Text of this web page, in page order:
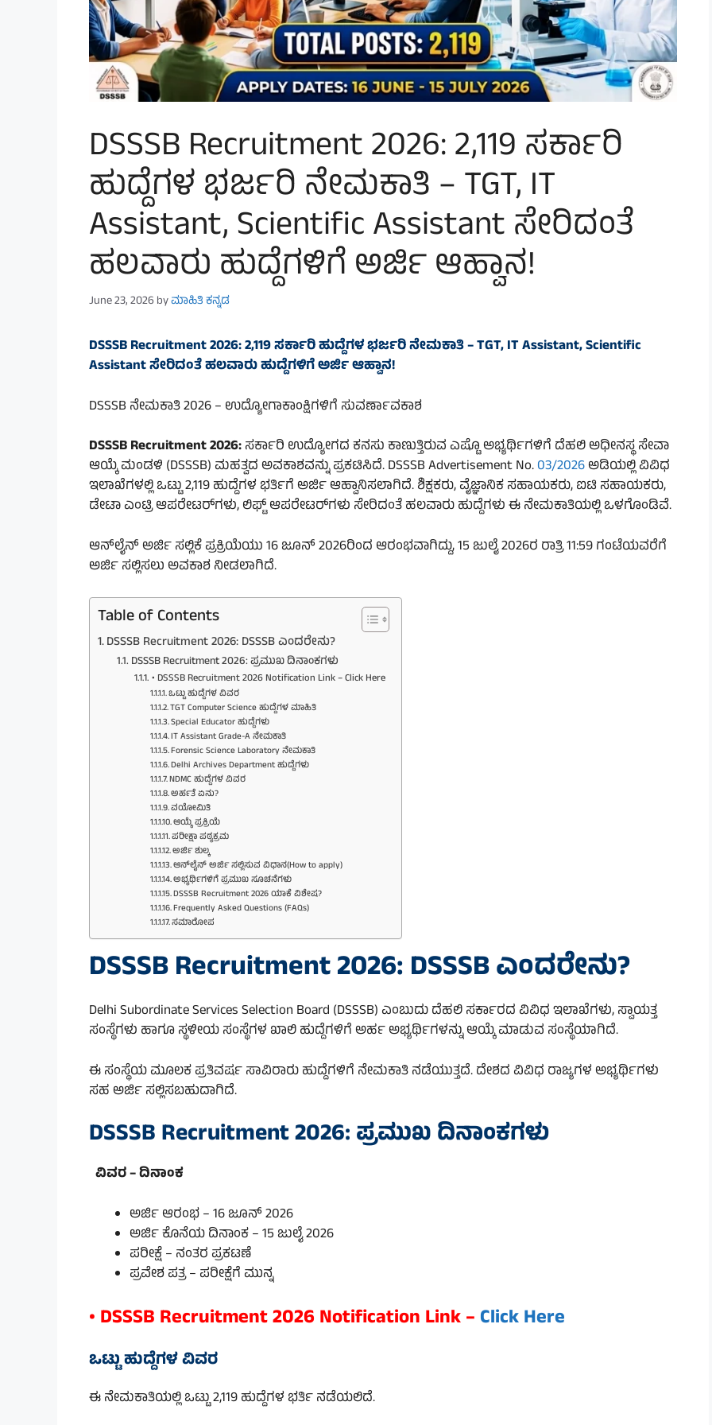
DSSSB Recruitment 2026: 2,119 ಸರ್ಕಾರಿ
ಹುದ್ದೆಗಳ ಭರ್ಜರಿ ನೇಮಕಾತಿ – TGT, IT
Assistant, Scientific Assistant ಸೇರಿದಂತೆ
ಹಲವಾರು ಹುದ್ದೆಗಳಿಗೆ ಅರ್ಜಿ ಆಹ್ವಾನ!
June 23, 2026 byಮಾಹಿತಿ ಕನ್ನಡ
DSSSB Recruitment 2026: 2,119 ಸರ್ಕಾರಿ ಹುದ್ದೆಗಳ ಭರ್ಜರಿ ನೇಮಕಾತಿ – TGT, IT Assistant, Scientific
Assistant ಸೇರಿದಂತೆ ಹಲವಾರು ಹುದ್ದೆಗಳಿಗೆ ಅರ್ಜಿ ಆಹ್ವಾನ!
DSSSB ನೇಮಕಾತಿ 2026 – ಉದ್ಯೋಗಾಕಾಂಕ್ಷಿಗಳಿಗೆ ಸುವರ್ಣಾವಕಾಶ
DSSSB Recruitment 2026:ಸರ್ಕಾರಿ ಉದ್ಯೋಗದ ಕನಸು ಕಾಣುತ್ತಿರುವ ಎಷ್ಟೊ ಅಭ್ಯರ್ಥಿಗಳಿಗೆ ದೆಹಲಿ ಅಧೀನಸ್ಥ ಸೇವಾ
ಆಯ್ಕೆ ಮಂಡಳಿ (DSSSB) ಮಹತ್ವದ ಅವಕಾಶವನ್ನು ಪ್ರಕಟಿಸಿದೆ. DSSSB Advertisement No.03/2026ಅಡಿಯಲ್ಲಿ ವಿವಿಧ
ಇಲಾಖೆಗಳಲ್ಲಿ ಒಟ್ಟು 2,119 ಹುದ್ದೆಗಳ ಭರ್ತಿಗೆ ಅರ್ಜಿ ಆಹ್ವಾನಿಸಲಾಗಿದೆ. ಶಿಕ್ಷಕರು, ವೈಜ್ಞಾನಿಕ ಸಹಾಯಕರು, ಐಟಿ ಸಹಾಯಕರು,
ಡೇಟಾ ಎಂಟ್ರಿ ಆಪರೇಟರ್‌ಗಳು, ಲಿಫ್ಟ್ ಆಪರೇಟರ್‌ಗಳು ಸೇರಿದಂತೆ ಹಲವಾರು ಹುದ್ದೆಗಳು ಈ ನೇಮಕಾತಿಯಲ್ಲಿ ಒಳಗೊಂಡಿವೆ.
ಆನ್‌ಲೈನ್ ಅರ್ಜಿ ಸಲ್ಲಿಕೆ ಪ್ರಕ್ರಿಯೆಯು 16 ಜೂನ್ 2026ರಿಂದ ಆರಂಭವಾಗಿದ್ದು, 15 ಜುಲೈ 2026ರ ರಾತ್ರಿ 11:59 ಗಂಟೆಯವರೆಗೆ
ಅರ್ಜಿ ಸಲ್ಲಿಸಲು ಅವಕಾಶ ನೀಡಲಾಗಿದೆ.
Table of Contents
DSSSB Recruitment 2026: DSSSB ಎಂದರೇನು?
DSSSB Recruitment 2026: ಪ್ರಮುಖ ದಿನಾಂಕಗಳು
• DSSSB Recruitment 2026 Notification Link – Click Here
ಒಟ್ಟು ಹುದ್ದೆಗಳ ವಿವರ
TGT Computer Science ಹುದ್ದೆಗಳ ಮಾಹಿತಿ
Special Educator ಹುದ್ದೆಗಳು
IT Assistant Grade-A ನೇಮಕಾತಿ
Forensic Science Laboratory ನೇಮಕಾತಿ
Delhi Archives Department ಹುದ್ದೆಗಳು
NDMC ಹುದ್ದೆಗಳ ವಿವರ
ಅರ್ಹತೆ ಏನು?
ವಯೋಮಿತಿ
ಆಯ್ಕೆ ಪ್ರಕ್ರಿಯೆ
ಪರೀಕ್ಷಾ ಪಠ್ಯಕ್ರಮ
ಅರ್ಜಿ ಶುಲ್ಕ
ಆನ್‌ಲೈನ್ ಅರ್ಜಿ ಸಲ್ಲಿಸುವ ವಿಧಾನ(How to apply)
ಅಭ್ಯರ್ಥಿಗಳಿಗೆ ಪ್ರಮುಖ ಸೂಚನೆಗಳು
DSSSB Recruitment 2026 ಯಾಕೆ ವಿಶೇಷ?
Frequently Asked Questions (FAQs)
ಸಮಾರೋಪ
DSSSB Recruitment 2026: DSSSB ಎಂದರೇನು?
Delhi Subordinate Services Selection Board (DSSSB) ಎಂಬುದು ದೆಹಲಿ ಸರ್ಕಾರದ ವಿವಿಧ ಇಲಾಖೆಗಳು, ಸ್ವಾಯತ್ತ
ಸಂಸ್ಥೆಗಳು ಹಾಗೂ ಸ್ಥಳೀಯ ಸಂಸ್ಥೆಗಳ ಖಾಲಿ ಹುದ್ದೆಗಳಿಗೆ ಅರ್ಹ ಅಭ್ಯರ್ಥಿಗಳನ್ನು ಆಯ್ಕೆ ಮಾಡುವ ಸಂಸ್ಥೆಯಾಗಿದೆ.
ಈ ಸಂಸ್ಥೆಯ ಮೂಲಕ ಪ್ರತಿವರ್ಷ ಸಾವಿರಾರು ಹುದ್ದೆಗಳಿಗೆ ನೇಮಕಾತಿ ನಡೆಯುತ್ತದೆ. ದೇಶದ ವಿವಿಧ ರಾಜ್ಯಗಳ ಅಭ್ಯರ್ಥಿಗಳು
ಸಹ ಅರ್ಜಿ ಸಲ್ಲಿಸಬಹುದಾಗಿದೆ.
DSSSB Recruitment 2026: ಪ್ರಮುಖ ದಿನಾಂಕಗಳು
ವಿವರ – ದಿನಾಂಕ
ಅರ್ಜಿ ಆರಂಭ – 16 ಜೂನ್ 2026
ಅರ್ಜಿ ಕೊನೆಯ ದಿನಾಂಕ – 15 ಜುಲೈ 2026
ಪರೀಕ್ಷೆ – ನಂತರ ಪ್ರಕಟಣೆ
ಪ್ರವೇಶ ಪತ್ರ – ಪರೀಕ್ಷೆಗೆ ಮುನ್ನ
• DSSSB Recruitment 2026 Notification Link – Click Here
ಒಟ್ಟು ಹುದ್ದೆಗಳ ವಿವರ
ಈ ನೇಮಕಾತಿಯಲ್ಲಿ ಒಟ್ಟು 2,119 ಹುದ್ದೆಗಳ ಭರ್ತಿ ನಡೆಯಲಿದೆ.